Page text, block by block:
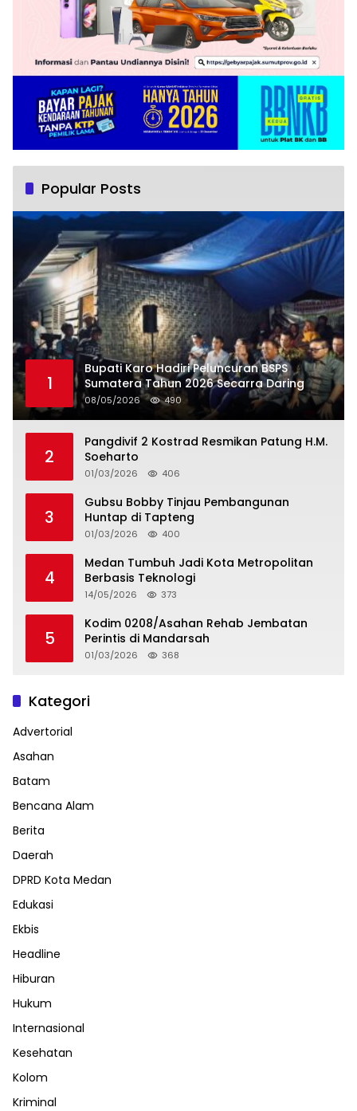
Popular Posts
1
Bupati Karo Hadiri Peluncuran BSPS
Sumatera Tahun 2026 Secarra Daring
08/05/2026 490
2
Pangdivif 2 Kostrad Resmikan Patung H.M.
Soeharto
01/03/2026 406
3
Gubsu Bobby Tinjau Pembangunan
Huntap di Tapteng
01/03/2026 400
4
Medan Tumbuh Jadi Kota Metropolitan
Berbasis Teknologi
14/05/2026 373
5
Kodim 0208/Asahan Rehab Jembatan
Perintis di Mandarsah
01/03/2026 368
Kategori
Advertorial
Asahan
Batam
Bencana Alam
Berita
Daerah
DPRD Kota Medan
Edukasi
Ekbis
Headline
Hiburan
Hukum
Internasional
Kesehatan
Kolom
Kriminal